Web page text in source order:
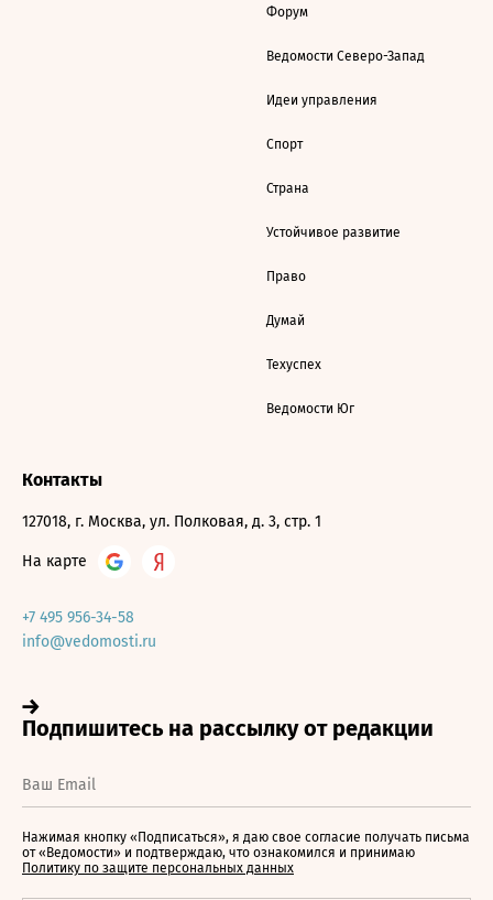
Форум
Ведомости Северо-Запад
Идеи управления
Спорт
Страна
Устойчивое развитие
Право
Думай
Техуспех
Ведомости Юг
Контакты
127018, г. Москва, ул. Полковая, д. 3, стр. 1
На карте
+7 495 956-34-58
info@vedomosti.ru
Нажимая кнопку «Подписаться», я даю свое согласие получать письма
от «Ведомости» и подтверждаю, что ознакомился и принимаю
Политику по защите персональных данных